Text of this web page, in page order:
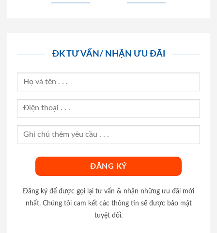
ĐK TƯ VẤN/ NHẬN ƯU ĐÃI
Đăng ký để được gọi lại tư vấn & nhận những ưu đãi mới
nhất. Chúng tôi cam kết các thông tin sẽ được bảo mật
tuyệt đối.